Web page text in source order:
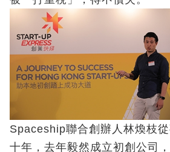
Spaceship聯合創辦人林煥枝
十年，去年毅然成立初創公司